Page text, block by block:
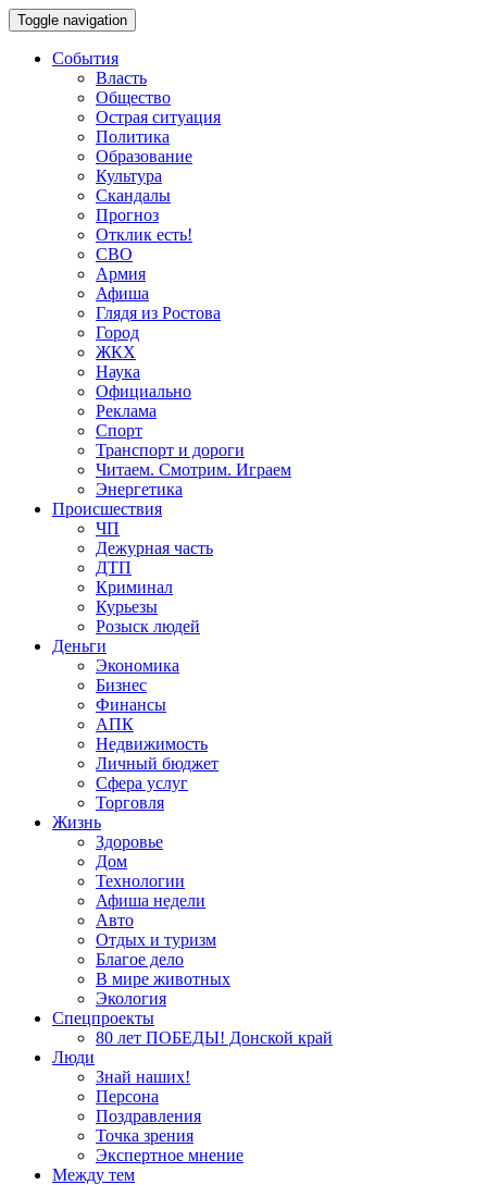
Toggle navigation
События
Власть
Общество
Острая ситуация
Политика
Образование
Культура
Скандалы
Прогноз
Отклик есть!
СВО
Армия
Афиша
Глядя из Ростова
Город
ЖКХ
Наука
Официально
Реклама
Спорт
Транспорт и дороги
Читаем. Смотрим. Играем
Энергетика
Происшествия
ЧП
Дежурная часть
ДТП
Криминал
Курьезы
Розыск людей
Деньги
Экономика
Бизнес
Финансы
АПК
Недвижимость
Личный бюджет
Сфера услуг
Торговля
Жизнь
Здоровье
Дом
Технологии
Афиша недели
Авто
Отдых и туризм
Благое дело
В мире животных
Экология
Спецпроекты
80 лет ПОБЕДЫ! Донской край
Люди
Знай наших!
Персона
Поздравления
Точка зрения
Экспертное мнение
Между тем